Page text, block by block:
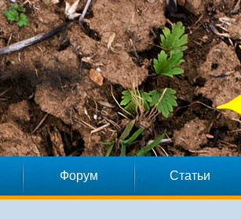
Форум Статьи